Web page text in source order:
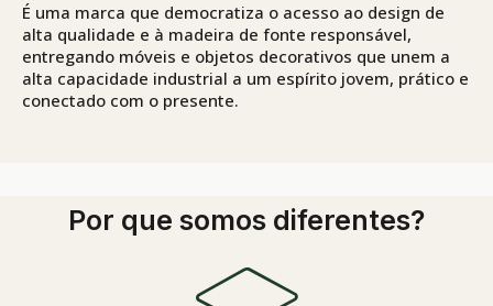
É uma marca que democratiza o acesso ao design de
alta qualidade e à madeira de fonte responsável,
entregando móveis e objetos decorativos que unem a
alta capacidade industrial a um espírito jovem, prático e
conectado com o presente.
Por que somos diferentes?